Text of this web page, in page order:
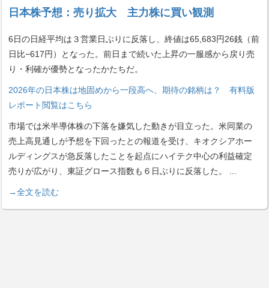
日本株予想：売り拡大 主力株に買い観測
6日の日経平均は３営業日ぶりに反落し、終値は65,683円26銭（前
日比−617円）となった。前日まで続いた上昇の一服感から戻り売
り・利確が優勢となったかたちだ。
2026年の日本株は地固めから一段高へ、期待の銘柄は？ 有料版
レポート閲覧はこちら
市場では米半導体株の下落を嫌気した動きが目立った。米同業の
売上高見通しが予想を下回ったとの報道を受け、キオクシアホー
ルディングスが急反落したことを起点にハイテク中心の利益確定
売りが広がり、東証グロース指数も６日ぶりに反落した。
→全文を読む